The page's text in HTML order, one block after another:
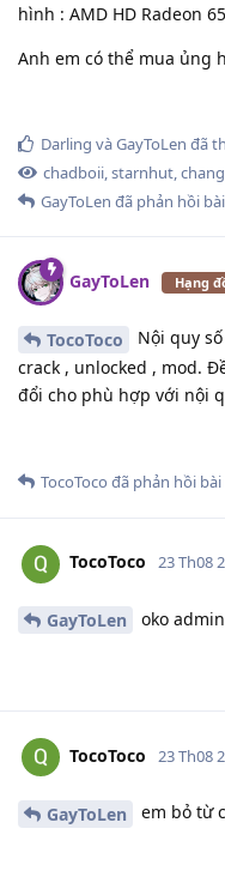
hình : AMD HD Radeon
Anh em có thể mua ủng
Darling vàGayToLen đã
chadboii,starnhut,
GayToLen đã phản hồi
GayToLen Hạng
TocoToco
Nội quy
crack , unlocked , mod.
đổi cho phù hợp với nội
TocoToco đã phản hồi bài
TocoToco 23 Th08
GayToLen oko admin
TocoToco 23 Th08
GayToLen em bỏ từ